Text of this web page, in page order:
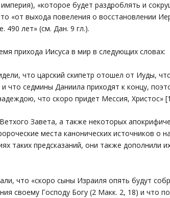
«которое будет раздроблять и
«от выхода повеления о восстановлении
490 лет» (см. Дан. 9 гл.).
прихода Иисуса в мир в следующих словах:
что царский скипетр отошел от Иуды,
что седмины Даниила приходят к концу,
что скоро придет Мессия, Христос»
Завета, а также некоторых
места канонических источников о
таких предсказаний, они также дополнили
что «скоро сыны Израиля опять будут
своему Господу Богу (2 Макк. 2, 18) и что